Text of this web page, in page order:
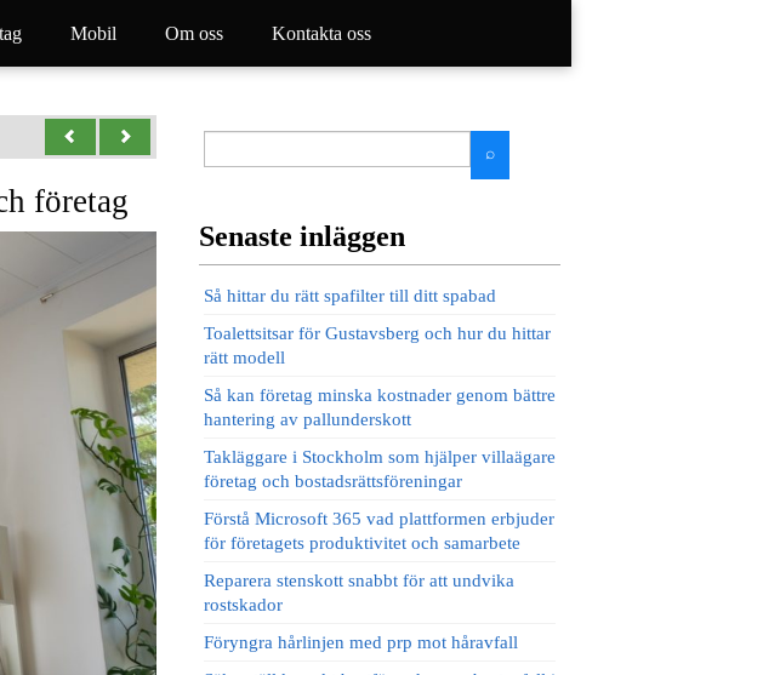
Mobil Om oss Kontakta oss
företag
Senaste inläggen
Så hittar du rätt spafilter till ditt spabad
Toalettsitsar för Gustavsberg och hur du hittar
rätt modell
Så kan företag minska kostnader genom bättre
hantering av pallunderskott
Takläggare i Stockholm som hjälper villaägare
företag och bostadsrättsföreningar
Förstå Microsoft 365 vad plattformen erbjuder
för företagets produktivitet och samarbete
Reparera stenskott snabbt för att undvika
rostskador
Föryngra hårlinjen med prp mot håravfall